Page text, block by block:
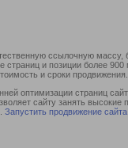
ссылочную
страниц и позиции более
и сроки продвижения.
оптимизации страниц
сайту занять
Запустить продвижение сайта